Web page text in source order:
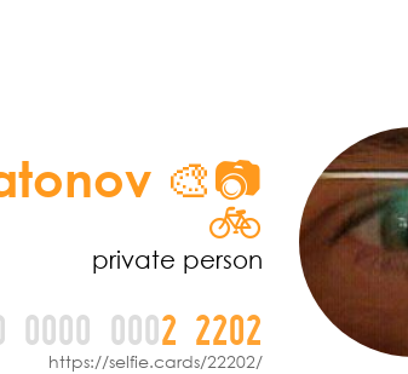
🎨📷
🚲
private person
0000 0002 2202
https://selfie.cards/22202/